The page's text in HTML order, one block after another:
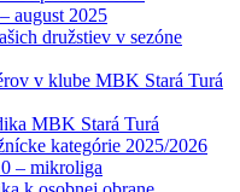
august 2025
družstiev v sezóne
v klube MBK Stará Turá
MBK Stará Turá
kategórie 2025/2026
– mikroliga